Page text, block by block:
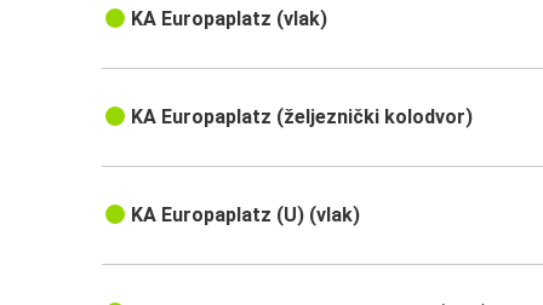
KA Europaplatz (vlak)
KA Europaplatz (željeznički kolodvor)
KA Europaplatz (U) (vlak)